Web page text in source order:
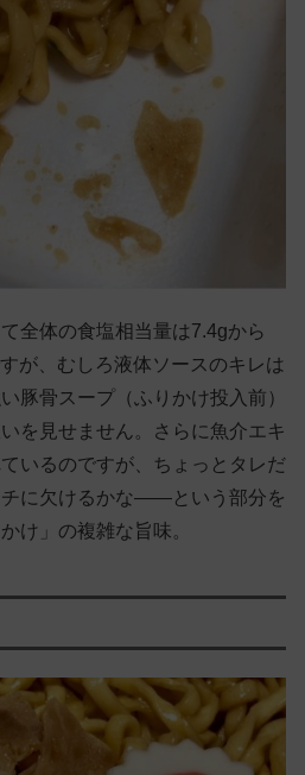
全体の食塩相当量は7.4gから
が、むしろ液体ソースのキレは
豚骨スープ（ふりかけ投入前）
を見せません。さらに魚介エキ
いるのですが、ちょっとタレだ
に欠けるかな——という部分を
け」の複雑な旨味。